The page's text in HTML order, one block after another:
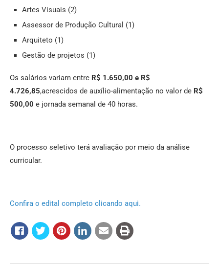
Artes Visuais (2)
Assessor de Produção Cultural (1)
Arquiteto (1)
Gestão de projetos (1)
Os salários variam entre R$ 1.650,00 e R$
4.726,85,acrescidos de auxílio-alimentação no valor de R$
500,00 e jornada semanal de 40 horas.
O processo seletivo terá avaliação por meio da análise
curricular.
Confira o edital completo clicando aqui.